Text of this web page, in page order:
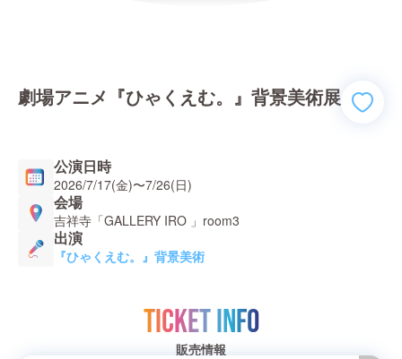
劇場アニメ『ひゃくえむ。』背景美術展
公演日時
2026/7/17(金)〜7/26(日)
会場
吉祥寺「GALLERY IRO 」room3
出演
『ひゃくえむ。』背景美術
TICKET INFO
販売情報